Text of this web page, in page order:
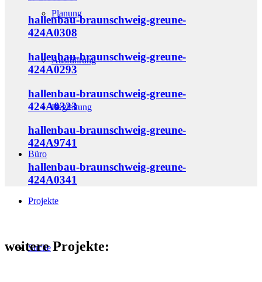
Planung
Ausführung
Begleitung
Büro
Projekte
Suche
hallenbau-braunschweig-greune-
424A0308
hallenbau-braunschweig-greune-
424A0293
hallenbau-braunschweig-greune-
424A0323
hallenbau-braunschweig-greune-
424A9741
hallenbau-braunschweig-greune-
424A0341
weitere Projekte: